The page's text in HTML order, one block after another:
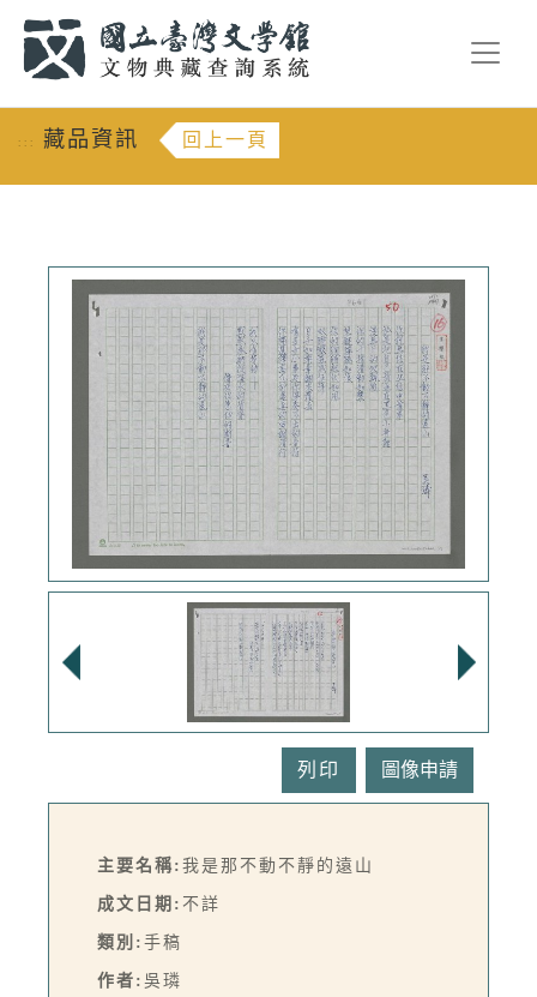
::: 藏品資訊 回上一頁
列印
主要名稱: 我是那不動不靜的遠山
成文日期: 不詳
類別: 手稿
作者: 吳璘